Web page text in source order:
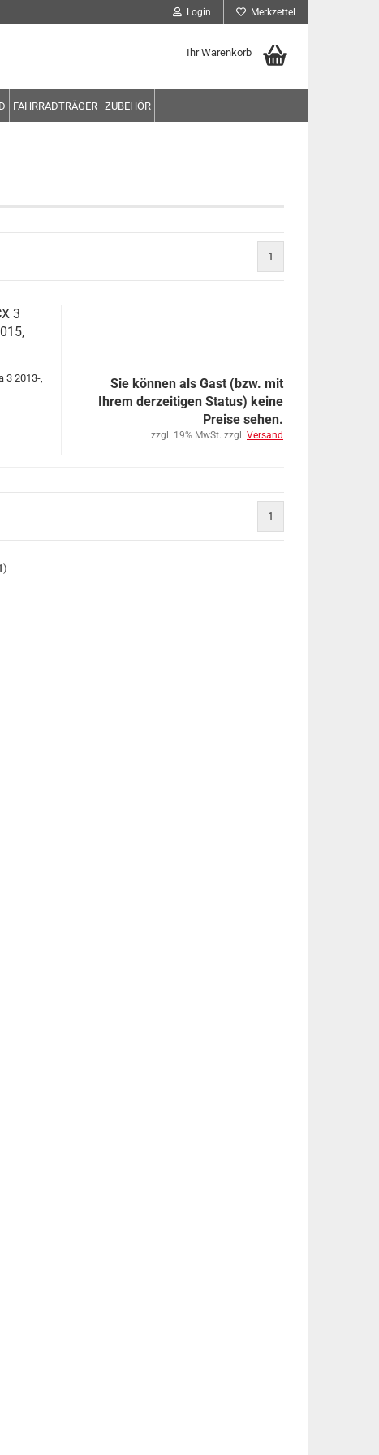
Login Merkzettel
Ihr Warenkorb
FAHRRADTRÄGER ZUBEHÖR
1
3
3 2013-,
Sie können als Gast (bzw. mit
Ihrem derzeitigen Status) keine
Preise sehen.
zzgl. 19% MwSt. zzgl. Versand
1
)